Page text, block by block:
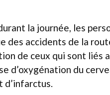
la journée, les
accidents de la
de ceux qui sont liés
d’oxygénation du